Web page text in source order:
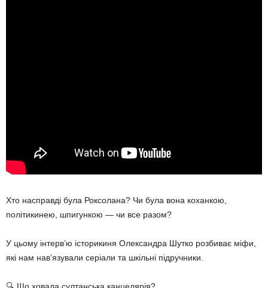
Хто насправді була Роксолана? Чи була вона коханкою,
політикинею, шпигункою — чи все разом?
У цьому інтерв’ю історикиня Олександра Шутко розбиває міфи,
які нам нав’язували серіали та шкільні підручники.